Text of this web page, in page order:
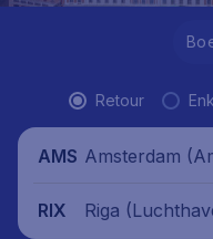
Retour
AMS Amsterdam
RIX
Riga